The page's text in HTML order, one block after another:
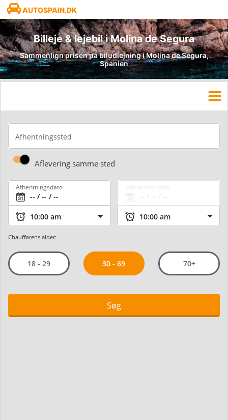
AUTOSPAIN.DK
Billeje & lejebil i Molina de Segura
Sammenlign prisen på biludlejning i Molina de Segura,
Spanien
Afhentningssted
Aflevering samme sted
Afhentningsdato
Chaufførens alder:
18 - 29 30 - 69 70+
Søg